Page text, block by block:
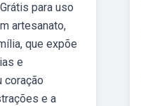
para uso
artesanato,
que expõe
e
coração
e a